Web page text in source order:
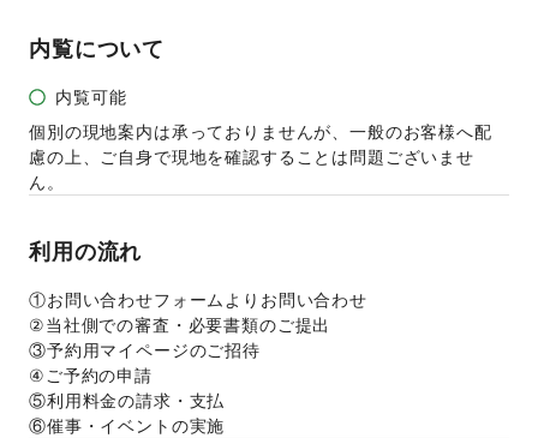
その他エンタメ・ガジェット
内覧について
内覧可能
個別の現地案内は承っておりませんが、一般のお客様へ配
慮の上、ご自身で現地を確認することは問題ございませ
ん。
利用の流れ
①お問い合わせフォームよりお問い合わせ
②当社側での審査・必要書類のご提出
③予約用マイページのご招待
④ご予約の申請
⑤利用料金の請求・支払
⑥催事・イベントの実施